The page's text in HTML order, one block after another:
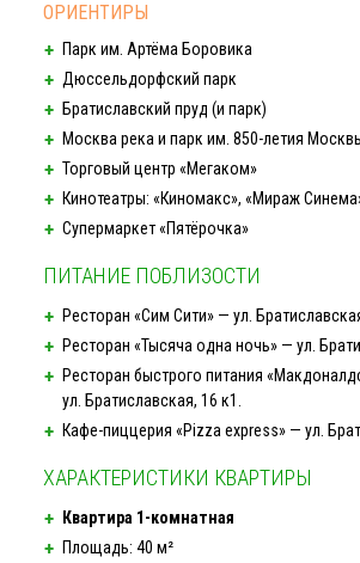
ОРИЕНТИРЫ
Парк им. Артёма Боровика
Дюссельдорфский парк
Братиславский пруд (и парк)
Москва река и парк им. 850-летия
Торговый центр «Мегаком»
Кинотеатры: «Киномакс», «Мираж
Супермаркет «Пятёрочка»
ПИТАНИЕ ПОБЛИЗОСТИ
Ресторан «Сим Сити» — ул.
Ресторан «Тысяча одна ночь» — ул.
Ресторан быстрого питания
ул. Братиславская, 16 к1.
Кафе-пиццерия «Pizza express» — ул.
ХАРАКТЕРИСТИКИ КВАРТИРЫ
Квартира 1-комнатная
Площадь: 40 м²